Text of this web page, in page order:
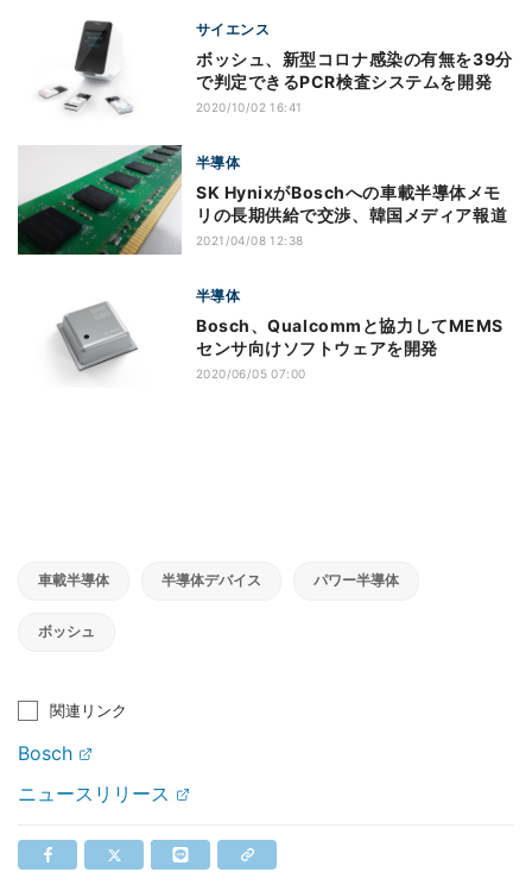
サイエンス
ボッシュ、新型コロナ感染の有無を39分
で判定できるPCR検査システムを開発
2020/10/02 16:41
半導体
SK HynixがBoschへの車載半導体メモ
リの長期供給で交渉、韓国メディア報道
2021/04/08 12:38
半導体
Bosch、Qualcommと協力してMEMS
センサ向けソフトウェアを開発
2020/06/05 07:00
車載半導体 半導体デバイス パワー半導体
ボッシュ
関連リンク
Bosch
ニュースリリース